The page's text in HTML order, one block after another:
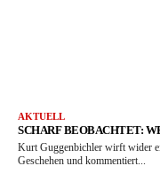
AKTUELL
SCHARF BEOBACHTET:
Kurt Guggenbichler wirft wider
Geschehen und kommentiert...